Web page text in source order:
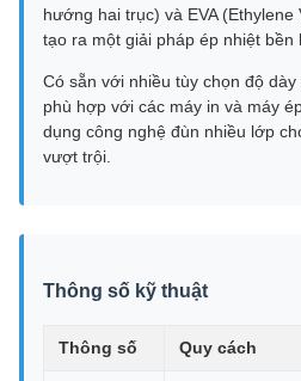
hướng hai trục) và EVA
tạo ra một giải pháp ép nhiệt bền
Có sẵn với nhiều tùy chọn độ
phù hợp với các máy in và máy
dụng công nghệ đùn nhiều lớp
vượt trội.
Thông số kỹ thuật
Thông số Quy cách